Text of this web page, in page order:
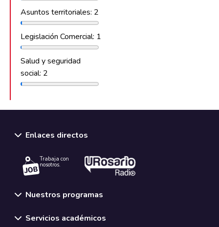
Asuntos territoriales: 2
Legislación Comercial: 1
Salud y seguridad
social: 2
Enlaces directos
Trabaja con
nosotros.
Nuestros programas
Servicios académicos